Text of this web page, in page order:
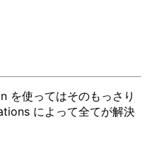
を使ってはそのもっさり
によって全てが解決